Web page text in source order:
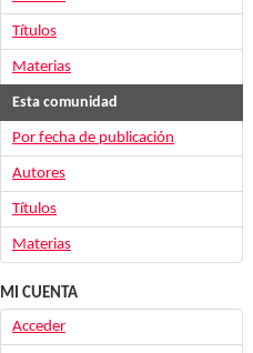
Títulos
Materias
Esta comunidad
Por fecha de publicación
Autores
Títulos
Materias
MI CUENTA
Acceder